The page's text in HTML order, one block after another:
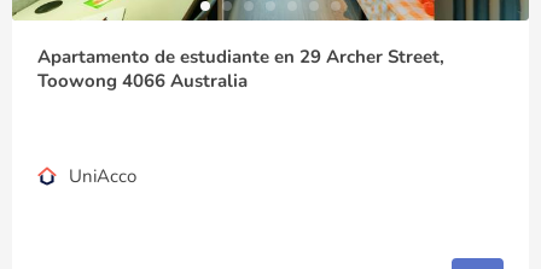
Apartamento de estudiante en 29 Archer Street,
Toowong 4066 Australia
UniAcco